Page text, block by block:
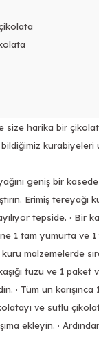
size harika bir
kurabiyeleri
geniş bir
Erimiş tereyağı
tepside. · Bir
1 tam yumurta ve 1
malzemelerde
tuzu ve 1 paket
· Tüm un
ve sütlü
ekleyin. ·